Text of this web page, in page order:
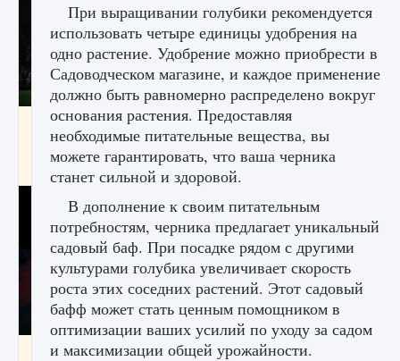
Как исправить ошибку EA FC 25 beta,
которая не работает
9 августа 2024 1 370 0 0
Как создавать предметы в Creatures of Ava
При выращивании голубики рекомендуется
использовать четыре единицы удобрения на
одно растение. Удобрение можно приобрести в
Садоводческом магазине, и каждое применение
должно быть равномерно распределено вокруг
основания растения. Предоставляя
необходимые питательные вещества, вы
можете гарантировать, что ваша черника
станет сильной и здоровой.
В дополнение к своим питательным
потребностям, черника предлагает уникальный
садовый баф. При посадке рядом с другими
культурами голубика увеличивает скорость
роста этих соседних растений. Этот садовый
бафф может стать ценным помощником в
оптимизации ваших усилий по уходу за садом
и максимизации общей урожайности.